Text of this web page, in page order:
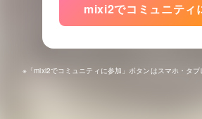
mixi2でコミュニティ
※「mixi2でコミュニティに参加」ボタンはスマホ・タ